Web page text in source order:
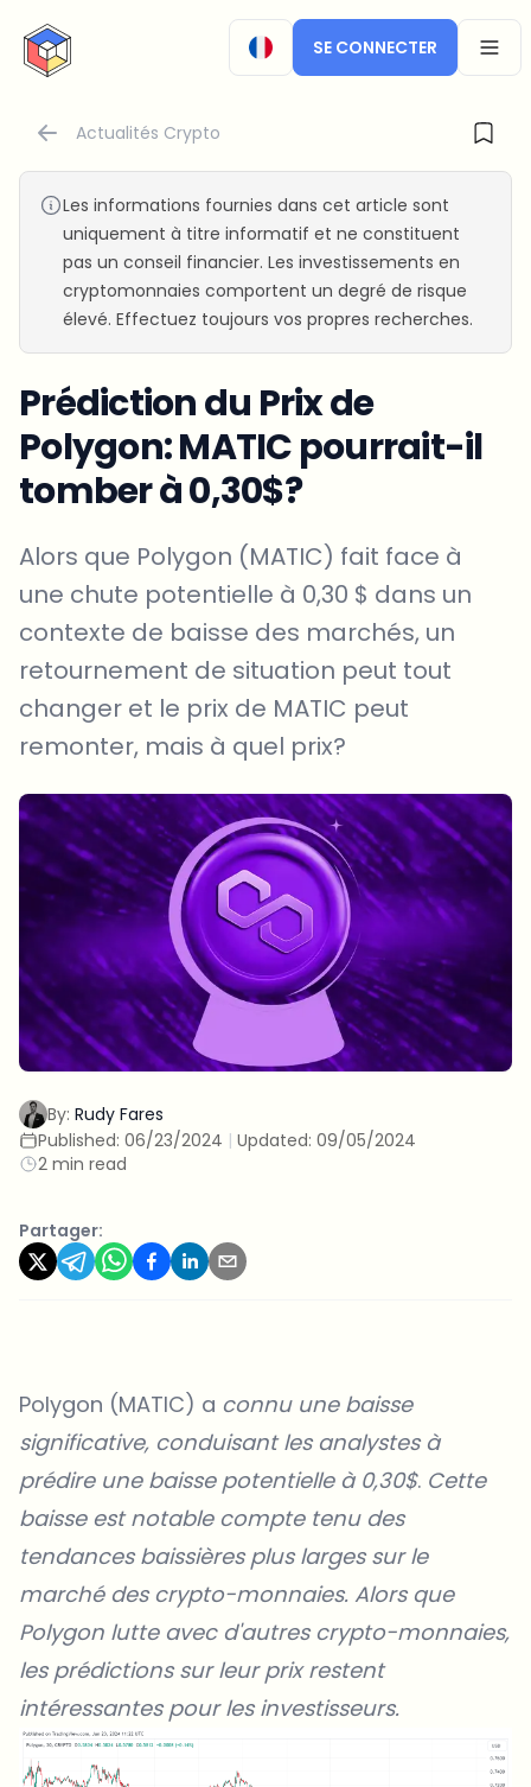
CryptoTicker
SE CONNECTER
Actualités Crypto
Les informations fournies dans cet article sont
uniquement à titre informatif et ne constituent
pas un conseil financier. Les investissements en
cryptomonnaies comportent un degré de risque
élevé. Effectuez toujours vos propres recherches.
Prédiction du Prix de
Polygon: MATIC pourrait-il
tomber à 0,30$?
Alors que Polygon (MATIC) fait face à
une chute potentielle à 0,30 $ dans un
contexte de baisse des marchés, un
retournement de situation peut tout
changer et le prix de MATIC peut
remonter, mais à quel prix?
By: Rudy Fares
Published: 06/23/2024 | Updated: 09/05/2024
2 min read
Partager:
Polygon (MATIC) a connu une baisse
significative, conduisant les analystes à
prédire une baisse potentielle à 0,30$. Cette
baisse est notable compte tenu des
tendances baissières plus larges sur le
marché des crypto-monnaies. Alors que
Polygon lutte avec d'autres crypto-monnaies,
les prédictions sur leur prix restent
intéressantes pour les investisseurs.